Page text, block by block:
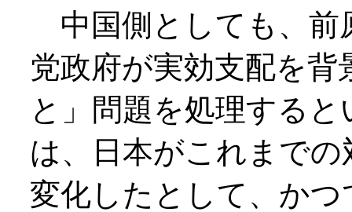
中国側としても、前
党政府が実効支配を
と」問題を処理する
は、日本がこれまで
変化したとして、か